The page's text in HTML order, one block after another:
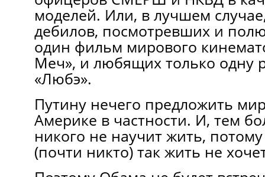
моделей. Или, в лучшем
дебилов, посмотревших и
один фильм мирового
Меч», и любящих только одну
«Любэ».
Путину нечего предложить
Америке в частности. И, тем
никого не научит жить,
(почти никто) так жить не